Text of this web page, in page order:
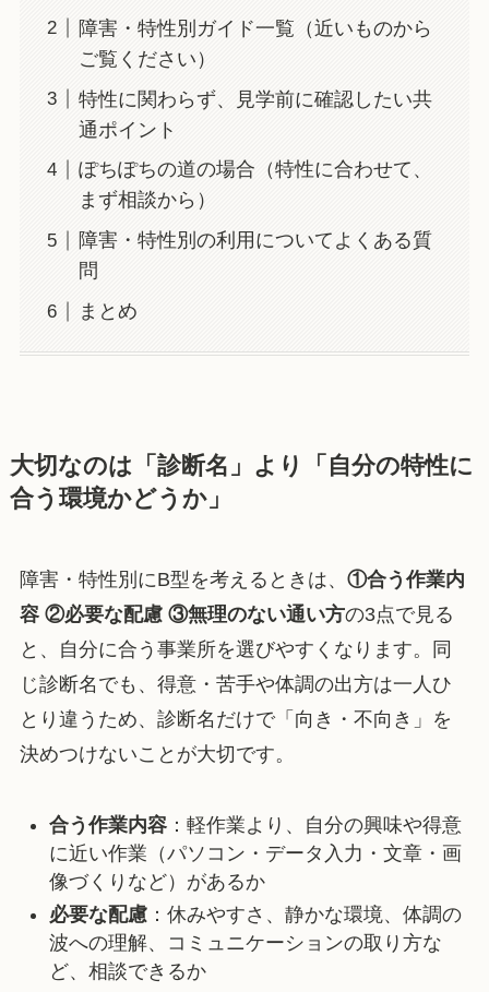
障害・特性別ガイド一覧（近いものから
ご覧ください）
特性に関わらず、見学前に確認したい共
通ポイント
ぽちぽちの道の場合（特性に合わせて、
まず相談から）
障害・特性別の利用についてよくある質
問
まとめ
大切なのは「診断名」より「自分の特性に
合う環境かどうか」
障害・特性別にB型を考えるときは、 ①合う作業内
容 ②必要な配慮 ③無理のない通い方の3点で見る
と、自分に合う事業所を選びやすくなります。同
じ診断名でも、得意・苦手や体調の出方は一人ひ
とり違うため、診断名だけで「向き・不向き」を
決めつけないことが大切です。
合う作業内容：軽作業より、自分の興味や得意
に近い作業（パソコン・データ入力・文章・画
像づくりなど）があるか
必要な配慮：休みやすさ、静かな環境、体調の
波への理解、コミュニケーションの取り方な
ど、相談できるか